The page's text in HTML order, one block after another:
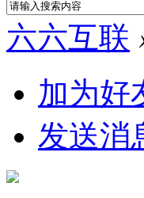
六六互联
加为好
发送消